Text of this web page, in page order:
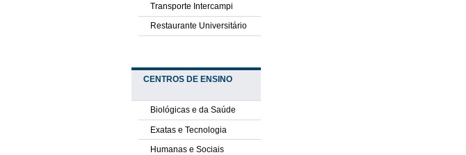
Transporte Intercampi
Restaurante Universitário
CENTROS DE ENSINO
Biológicas e da Saúde
Exatas e Tecnologia
Humanas e Sociais